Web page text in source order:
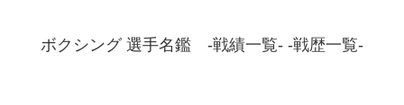
ボクシング 選手名鑑 -戦績一覧- -戦歴一覧-